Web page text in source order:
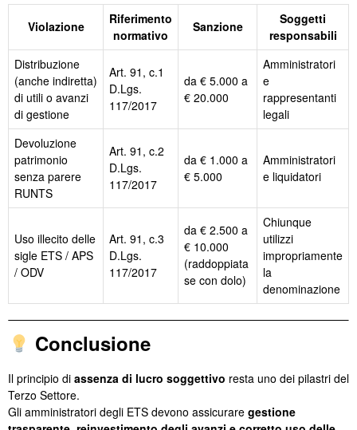
Violazione
Riferimento
normativo
Sanzione
Soggetti
responsabili
Distribuzione
(anche indiretta)
di utili o avanzi
di gestione
Art. 91, c.1
D.Lgs.
117/2017
da € 5.000 a
€ 20.000
Amministratori
e
rappresentanti
legali
Devoluzione
patrimonio
senza parere
RUNTS
Art. 91, c.2
D.Lgs.
117/2017
da € 1.000 a
€ 5.000
Amministratori
e liquidatori
Uso illecito delle
sigle ETS / APS
/ ODV
Art. 91, c.3
D.Lgs.
117/2017
da € 2.500 a
€ 10.000
(raddoppiata
se con dolo)
Chiunque
utilizzi
impropriamente
la
denominazione
Conclusione
Il principio di assenza di lucro soggettivo resta uno dei pilastri del
Terzo Settore.
Gli amministratori degli ETS devono assicurare gestione